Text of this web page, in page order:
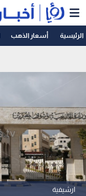
الرئيسية أسعار الذهب
ارشيفية